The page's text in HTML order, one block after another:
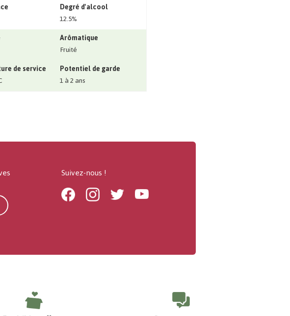
Degré d'alcool
12.5%
Arômatique
Fruité
de service
Potentiel de garde
1 à 2 ans
Suivez-nous !
FacebookInstagramTwitter Youtube